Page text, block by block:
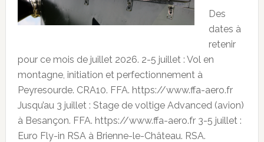
Des
dates à
retenir
pour ce mois de juillet 2026. 2-5 juillet : Vol en
montagne, initiation et perfectionnement à
Peyresourde. CRA10. FFA. https://www.ffa-aero.fr
Jusqu’au 3 juillet : Stage de voltige Advanced (avion)
à Besançon. FFA. https://www.ffa-aero.fr 3-5 juillet :
Euro Fly-in RSA à Brienne-le-Château. RSA.